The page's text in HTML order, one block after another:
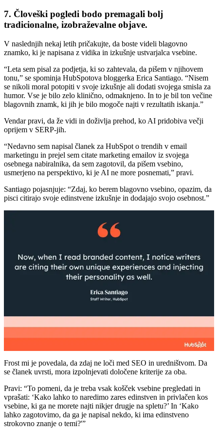
7. Človeški pogledi bodo premagali bolj
tradicionalne, izobraževalne objave.
V naslednjih nekaj letih pričakujte, da boste videli blagovno
znamko, ki je napisana z vidika in izkušnje ustvarjalca vsebine.
“Leta sem pisal za podjetja, ki so zahtevala, da pišem v njihovem
tonu,” se spominja HubSpotova bloggerka Erica Santiago. “Nisem
se nikoli moral potopiti v svoje izkušnje ali dodati svojega smisla za
humor. Vse je bilo zelo klinično, odmaknjeno. In to je bil ton večine
blagovnih znamk, ki jih je bilo mogoče najti v rezultatih iskanja.”
Vendar pravi, da že vidi in doživlja prehod, ko AI pridobiva večji
oprijem v SERP-jih.
“Nedavno sem napisal članek za HubSpot o trendih v email
marketingu in prejel sem citate marketing emailov iz svojega
osebnega nabiralnika, da sem zagotovil, da pišem vsebino,
usmerjeno na perspektivo, ki je AI ne more posnemati,” pravi.
Santiago pojasnjuje: “Zdaj, ko berem blagovno vsebino, opazim, da
pisci citirajo svoje edinstvene izkušnje in dodajajo svojo osebnost.”
Frost mi je povedala, da zdaj ne loči med SEO in uredništvom. Da
se članek uvrsti, mora izpolnjevati določene kriterije za oba.
Pravi: “To pomeni, da je treba vsak košček vsebine pregledati in
vprašati: ‘Kako lahko to naredimo zares edinstven in privlačen kos
vsebine, ki ga ne morete najti nikjer drugje na spletu?’ In ‘Kako
lahko zagotovimo, da ga je napisal nekdo, ki ima edinstveno
strokovno znanje o temi?'”